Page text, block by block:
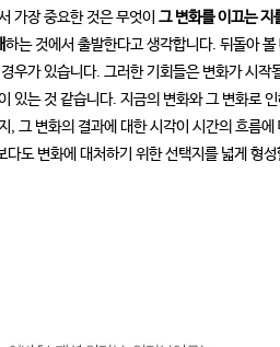
가장 중요한 것은 무엇이 그 변화를 이끄는 지
하는 것에서 출발한다고 생각합니다. 뒤돌아 볼
우가 있습니다. 그러한 기회들은 변화가 시작
있는 것 같습니다. 지금의 변화와 그 변화로
, 그 변화의 결과에 대한 시각이 시간의 흐름에
도 변화에 대처하기 위한 선택지를 넓게 형성